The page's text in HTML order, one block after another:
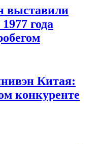
выставили
года
Китая:
конкуренте